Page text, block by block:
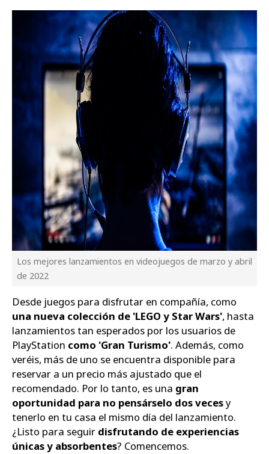
Los mejores lanzamientos en videojuegos de marzo y abril
de 2022
Desde juegos para disfrutar en compañía, como
una nueva colección de 'LEGO y Star Wars', hasta
lanzamientos tan esperados por los usuarios de
PlayStation como 'Gran Turismo'. Además, como
veréis, más de uno se encuentra disponible para
reservar a un precio más ajustado que el
recomendado. Por lo tanto, es una gran
oportunidad para no pensárselo dos vecesy
tenerlo en tu casa el mismo día del lanzamiento.
¿Listo para seguir disfrutando de experiencias
únicas y absorbentes? Comencemos.